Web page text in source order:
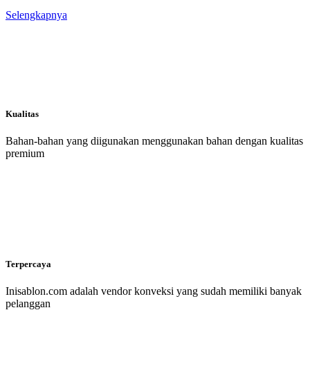
Selengkapnya
Kualitas
Bahan-bahan yang diigunakan menggunakan bahan dengan kualitas
premium
Terpercaya
Inisablon.com adalah vendor konveksi yang sudah memiliki banyak
pelanggan